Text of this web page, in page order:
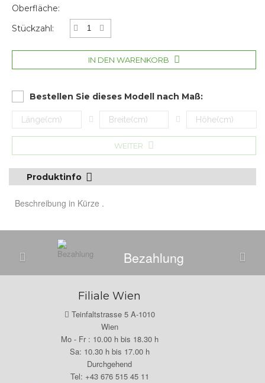
Oberfläche:
Stückzahl:
IN DEN WARENKORB
Bestellen Sie dieses Modell nach Maß:
WEITER
Produktinfo
Beschreibung in Kürze .
Bezahlung
Filiale Wien
Teinfaltstrasse 5 A-1010
Wien
Mo - Fr : 10.00 h bis 18.30 h
Sa: 10.30 h bis 17.00 h
Durchgehend
Tel: +43 676 515 45 11